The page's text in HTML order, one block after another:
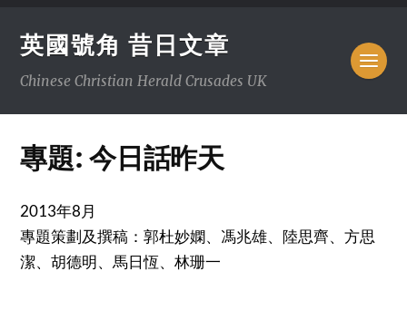
英國號角 昔日文章
Chinese Christian Herald Crusades UK
專題: 今日話昨天
2013年8月
專題策劃及撰稿：郭杜妙嫻、馮兆雄、陸思齊、方思
潔、胡德明、馬日恆、林珊一